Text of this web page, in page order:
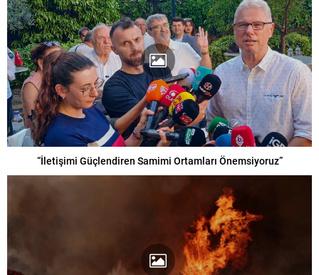
“İletişimi Güçlendiren Samimi Ortamları Önemsiyoruz”